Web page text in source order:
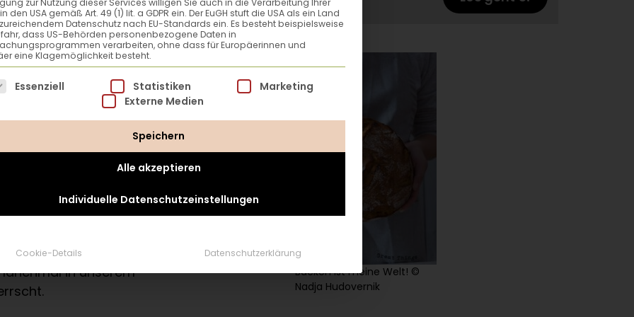
und einen wachen
Tätigkeit voll und
und sich nur auf eine
in unserem heutigen
verklebten Händen,
einmal links liegen.
Mehlklumpen
Kneten
formt, bekommen
in unserem
Backen ist meine Welt! ©
Nadja Hudovernik
den USA gemäß Art. 49 (1) lit. a GDPR ein. Der EuGH stuft die USA als ein Land
Datenschutz nach EU-Standards ein. Es besteht beispielsweise
dass US-Behörden personenbezogene Daten in
verarbeiten, ohne dass für Europäerinnen und
eine Klagemöglichkeit besteht.
eine Liste der Service-Gruppen, für die eine Einwilligung erteilt werden kann. Die erste Service-Gruppe ist
Essenziell Statistiken
Marketing
Externe Medien
Speichern
Alle akzeptieren
Individuelle Datenschutzeinstellungen
Cookie-Details Datenschutzerklärung